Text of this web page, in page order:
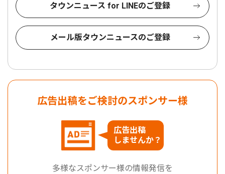
タウンニュース for LINEのご登録
メール版タウンニュースのご登録
広告出稿をご検討のスポンサー様
広告出稿
しませんか？
多様なスポンサー様の情報発信を